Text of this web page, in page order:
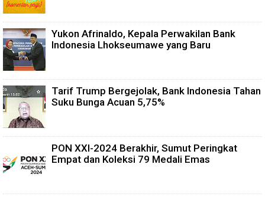
Yukon Afrinaldo, Kepala Perwakilan Bank
Indonesia Lhokseumawe yang Baru
Tarif Trump Bergejolak, Bank Indonesia Tahan
Suku Bunga Acuan 5,75%
PON XXI-2024 Berakhir, Sumut Peringkat
Empat dan Koleksi 79 Medali Emas